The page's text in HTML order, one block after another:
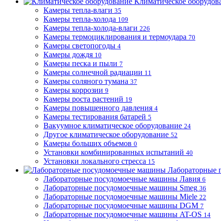
Камеры тепла-влаги 35
Камеры тепла-холода 109
Камеры тепла-холода-влаги 226
Камеры термоциклирования и термоудара 70
Камеры светопогоды 4
Камеры дождя 10
Камеры песка и пыли 7
Камеры солнечной радиации 11
Камеры соляного тумана 37
Камеры коррозии 9
Камеры роста растений 19
Камеры повышенного давления 4
Камеры тестирования батарей 5
Вакуумное климатическое оборудование 24
Другое климатическое оборудование 52
Камеры больших объемов 0
Установки комбинированных испытаний 40
Установки локального стресса 15
Лабораторные
Лабораторные посудомоечные машины Лавия 6
Лабораторные посудомоечные машины Smeg 36
Лабораторные посудомоечные машины Miele 22
Лабораторные посудомоечные машины DGM 7
Лабораторные посудомоечные машины AT-OS 14